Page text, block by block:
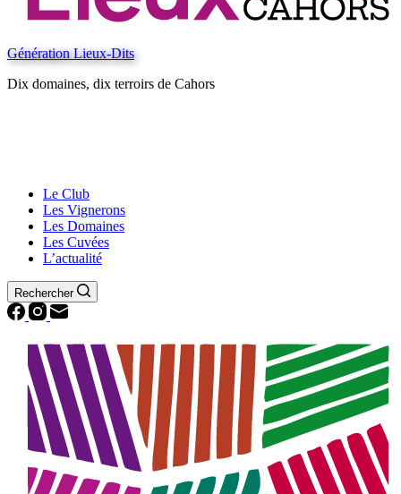
Génération Lieux-Dits
Dix domaines, dix terroirs de Cahors
Le Club
Les Vignerons
Les Domaines
Les Cuvées
L’actualité
Rechercher